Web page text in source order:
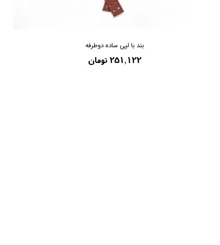
بند با لپی ساده دوطرفه
۲۵۱,۱۲۲ تومان